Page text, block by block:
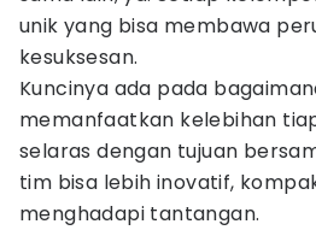
unik yang bisa membawa
kesuksesan.
Kuncinya ada pada
memanfaatkan kelebihan
selaras dengan tujuan
tim bisa lebih inovatif,
menghadapi tantangan.